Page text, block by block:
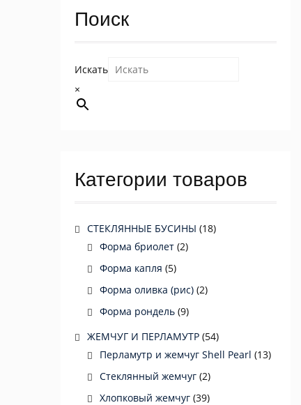
Поиск
Искать
×
Категории товаров
СТЕКЛЯННЫЕ БУСИНЫ (18)
Форма бриолет (2)
Форма капля (5)
Форма оливка (рис) (2)
Форма рондель (9)
ЖЕМЧУГ И ПЕРЛАМУТР (54)
Перламутр и жемчуг Shell Pearl (13)
Стеклянный жемчуг (2)
Хлопковый жемчуг (39)